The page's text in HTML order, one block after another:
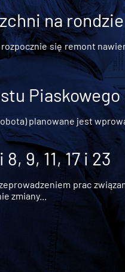
na
się remont
planowane jest
9, 11, 17 i 23
prac
zmiany...